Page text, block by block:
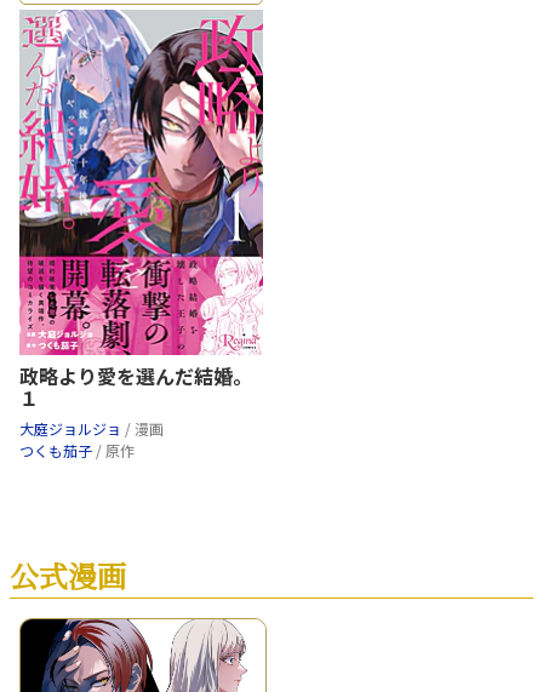
政略より愛を選んだ結婚。
１
大庭ジョルジョ / 漫画
つくも茄子 / 原作
公式漫画